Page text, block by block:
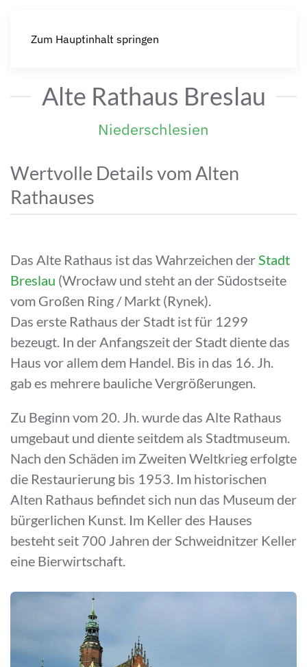
Zum Hauptinhalt springen
Alte Rathaus Breslau
Niederschlesien
Wertvolle Details vom Alten
Rathauses
Das Alte Rathaus ist das Wahrzeichen derStadt
Breslau (Wrocław und steht an der Südostseite
vom Großen Ring / Markt (Rynek).
Das erste Rathaus der Stadt ist für 1299
bezeugt. In der Anfangszeit der Stadt diente das
Haus vor allem dem Handel. Bis in das 16. Jh.
gab es mehrere bauliche Vergrößerungen.
Zu Beginn vom 20. Jh. wurde das Alte Rathaus
umgebaut und diente seitdem als Stadtmuseum.
Nach den Schäden im Zweiten Weltkrieg erfolgte
die Restaurierung bis 1953. Im historischen
Alten Rathaus befindet sich nun das Museum der
bürgerlichen Kunst. Im Keller des Hauses
besteht seit 700 Jahren der Schweidnitzer Keller
eine Bierwirtschaft.